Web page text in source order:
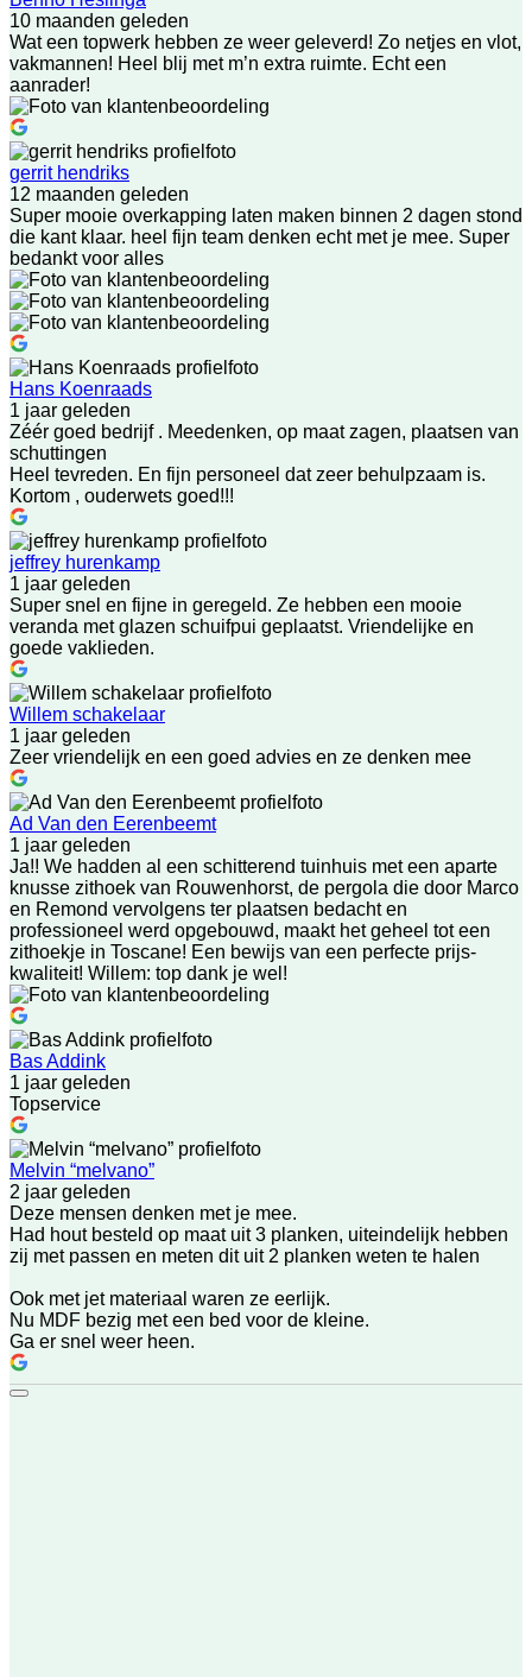
10 maanden geleden
Wat een topwerk hebben ze weer geleverd! Zo netjes en vlot,
vakmannen! Heel blij met m’n extra ruimte. Echt een
aanrader!
gerrit hendriks
12 maanden geleden
Super mooie overkapping laten maken binnen 2 dagen stond
die kant klaar. heel fijn team denken echt met je mee. Super
bedankt voor alles
Hans Koenraads
1 jaar geleden
Zéér goed bedrijf . Meedenken, op maat zagen, plaatsen van
schuttingen
Heel tevreden. En fijn personeel dat zeer behulpzaam is.
Kortom , ouderwets goed!!!
jeffrey hurenkamp
1 jaar geleden
Super snel en fijne in geregeld. Ze hebben een mooie
veranda met glazen schuifpui geplaatst. Vriendelijke en
goede vaklieden.
Willem schakelaar
1 jaar geleden
Zeer vriendelijk en een goed advies en ze denken mee
Ad Van den Eerenbeemt
1 jaar geleden
Ja!! We hadden al een schitterend tuinhuis met een aparte
knusse zithoek van Rouwenhorst, de pergola die door Marco
en Remond vervolgens ter plaatsen bedacht en
professioneel werd opgebouwd, maakt het geheel tot een
zithoekje in Toscane! Een bewijs van een perfecte prijs-
kwaliteit! Willem: top dank je wel!
Bas Addink
1 jaar geleden
Topservice
Melvin “melvano”
2 jaar geleden
Deze mensen denken met je mee.
Had hout besteld op maat uit 3 planken, uiteindelijk hebben
zij met passen en meten dit uit 2 planken weten te halen
Ook met jet materiaal waren ze eerlijk.
Nu MDF bezig met een bed voor de kleine.
Ga er snel weer heen.